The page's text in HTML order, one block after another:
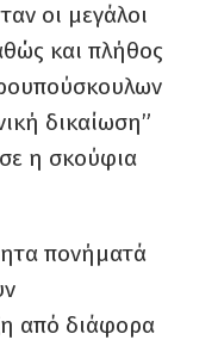
οι μεγάλοι
και πλήθος
δικαίωση”
η σκούφια
πονήματά
από διάφορα